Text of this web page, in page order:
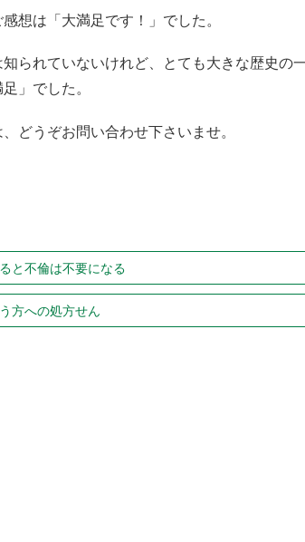
想は「大満足です！」でした。
られていないけれど、とても大きな歴史の
」でした。
どうぞお問い合わせ下さいませ。
と不倫は不要になる
方への処方せん